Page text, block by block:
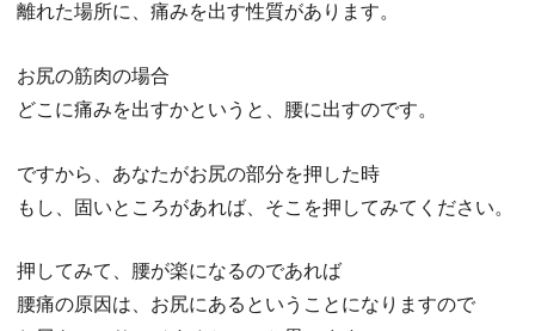
離れた場所に、痛みを出す性質があります。
お尻の筋肉の場合
どこに痛みを出すかというと、腰に出すのです。
ですから、あなたがお尻の部分を押した時
もし、固いところがあれば、そこを押してみてください。
押してみて、腰が楽になるのであれば
腰痛の原因は、お尻にあるということになりますので